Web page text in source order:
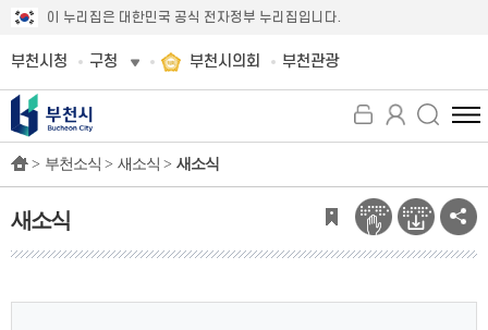
이 누리집은 대한민국 공식 전자정부 누리집입니다.
부천시청 구청 부천시의회 부천관광
전
체
뉴
보
기
> 부천소식 > 새소식 > 새소식
새소식